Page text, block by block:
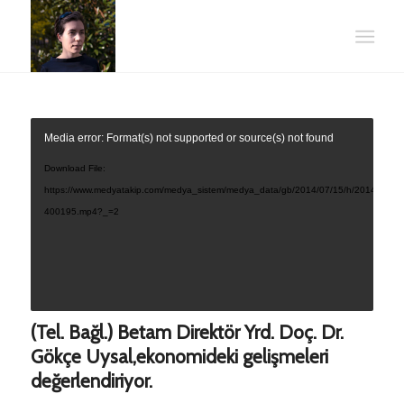
Media error: Format(s) not supported or source(s) not found
Download File:
https://www.medyatakip.com/medya_sistem/medya_data/gb/2014/07/15/h/201407-
400195.mp4?_=2
(Tel. Bağl.) Betam Direktör Yrd. Doç. Dr.
Gökçe Uysal,ekonomideki gelişmeleri
değerlendiriyor.